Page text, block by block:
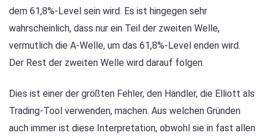
dem 61,8%-Level sein wird. Es ist hingegen sehr
wahrscheinlich, dass nur ein Teil der zweiten Welle,
vermutlich die A-Welle, um das 61,8%-Level enden wird.
Der Rest der zweiten Welle wird darauf folgen.
Dies ist einer der größten Fehler, den Händler, die Elliott als
Trading-Tool verwenden, machen. Aus welchen Gründen
auch immer ist diese Interpretation, obwohl sie in fast allen